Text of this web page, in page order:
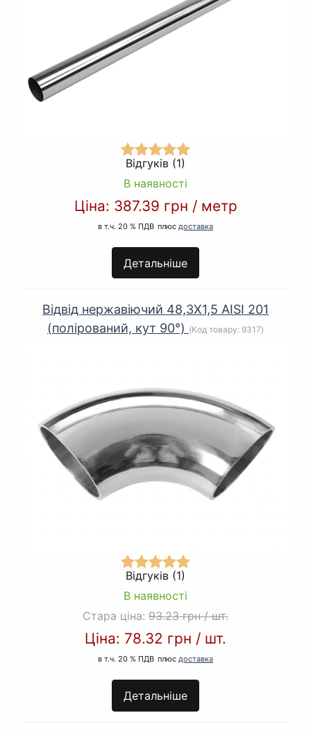
Відгуків (1)
В наявності
Ціна: 387.39 грн / метр
в т.ч. 20 % ПДВ плюс доставка
Детальніше
Відвід нержавіючий 48,3Х1,5 AISI 201
(полірований, кут 90°) (Код товару: 9317)
Відгуків (1)
В наявності
Стара ціна: 93.23 грн /шт.
Ціна: 78.32 грн / шт.
в т.ч. 20 % ПДВ плюс доставка
Детальніше